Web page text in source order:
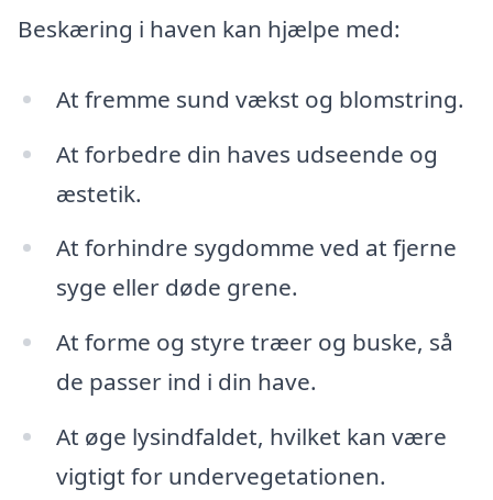
Beskæring i haven kan hjælpe med:
At fremme sund vækst og blomstring.
At forbedre din haves udseende og
æstetik.
At forhindre sygdomme ved at fjerne
syge eller døde grene.
At forme og styre træer og buske, så
de passer ind i din have.
At øge lysindfaldet, hvilket kan være
vigtigt for undervegetationen.